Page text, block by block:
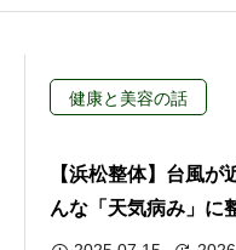
健康と美容の話
【浜松整体】台風
んな「天気病み」に